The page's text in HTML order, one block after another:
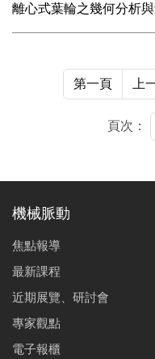
離心式葉輪之幾何分析
第一頁 上
頁次：
機械脈動
焦點報導
最新課程
近期展覽、研討會
專家觀點
電子報櫃